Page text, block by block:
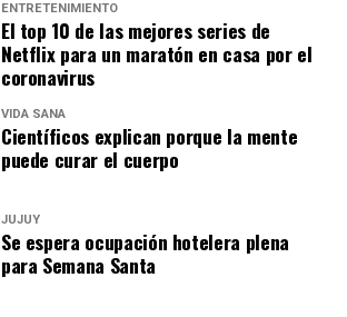
ENTRETENIMIENTO
El top 10 de las mejores series de
Netflix para un maratón en casa por el
coronavirus
VIDA SANA
Científicos explican porque la mente
puede curar el cuerpo
JUJUY
Se espera ocupación hotelera plena
para Semana Santa